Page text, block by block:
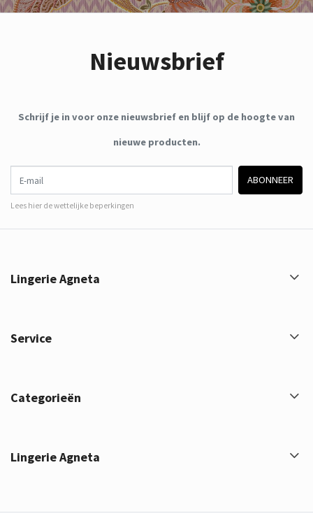
Nieuwsbrief
Schrijf je in voor onze nieuwsbrief en blijf op de hoogte van
nieuwe producten.
ABONNEER
Lees hier de wettelijke beperkingen
Lingerie Agneta
Service
Categorieën
Lingerie Agneta